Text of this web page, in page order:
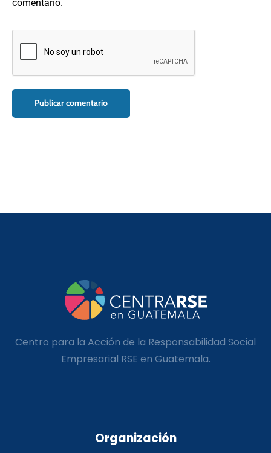
comentario.
Centro para la Acción de la Responsabilidad Social
Empresarial RSE en Guatemala.
Organización